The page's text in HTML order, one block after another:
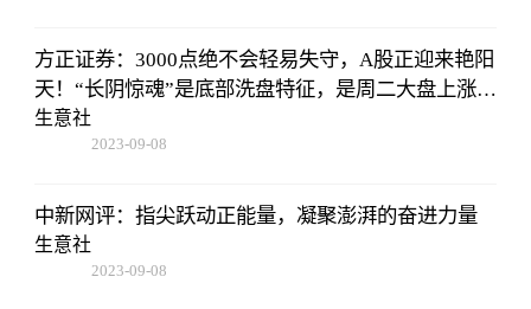
方正证券：3000点绝不会轻易失守，A股正迎来艳阳
天！“长阴惊魂”是底部洗盘特征，是周二大盘上涨的
原因
生意社
2023-09-08
中新网评：指尖跃动正能量，凝聚澎湃的奋进力量
生意社
2023-09-08